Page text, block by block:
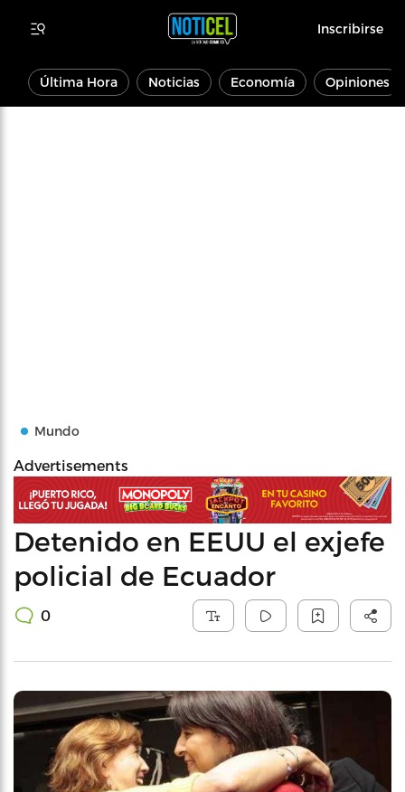
Inscribirse
Última Hora Noticias Economía Opiniones
Mundo
Advertisements
Detenido en EEUU el exjefe
policial de Ecuador
0